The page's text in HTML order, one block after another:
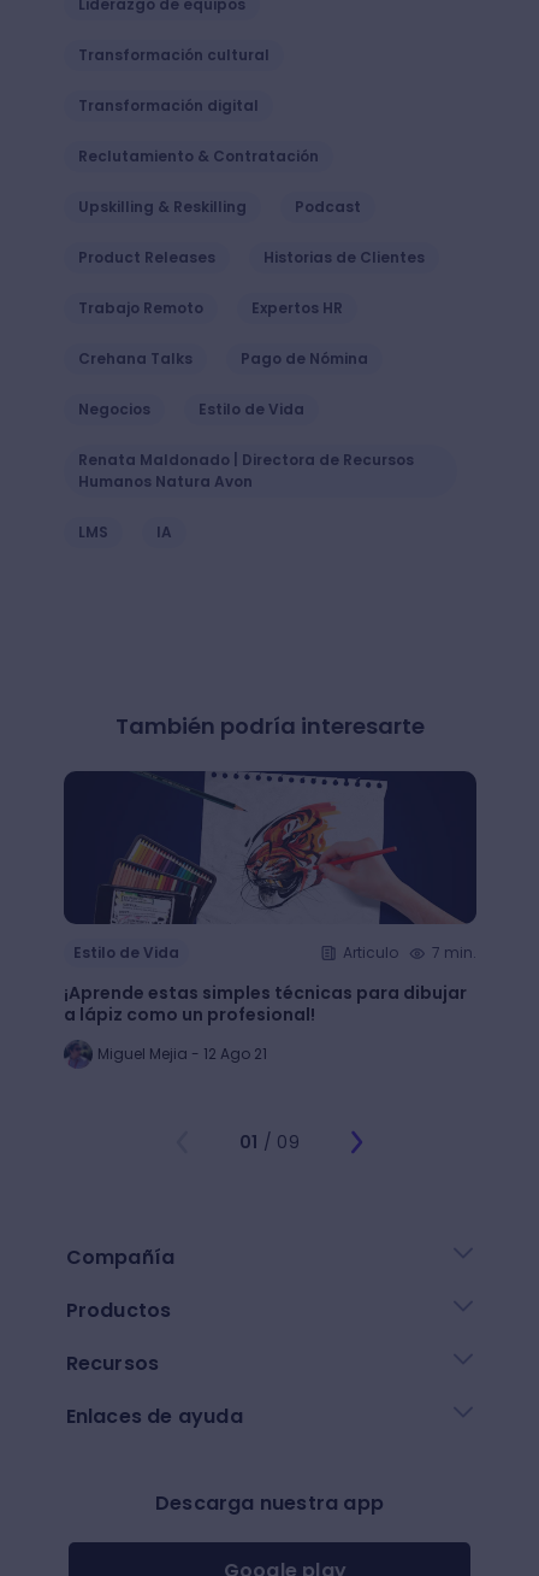
Liderazgo de equipos
Transformación cultural
Transformación digital
Reclutamiento & Contratación
Upskilling & Reskilling Podcast
Product Releases Historias de Clientes
Trabajo Remoto Expertos HR
Crehana Talks Pago de Nómina
Negocios Estilo de Vida
Renata Maldonado | Directora de Recursos
Humanos Natura Avon
LMS IA
También podría interesarte
Estilo de Vida Articulo 7 min.
¡Aprende estas simples técnicas para dibujar
a lápiz como un profesional!
Miguel Mejia - 12 Ago 21
01 / 09
Compañía
Productos
Recursos
Enlaces de ayuda
Descarga nuestra app